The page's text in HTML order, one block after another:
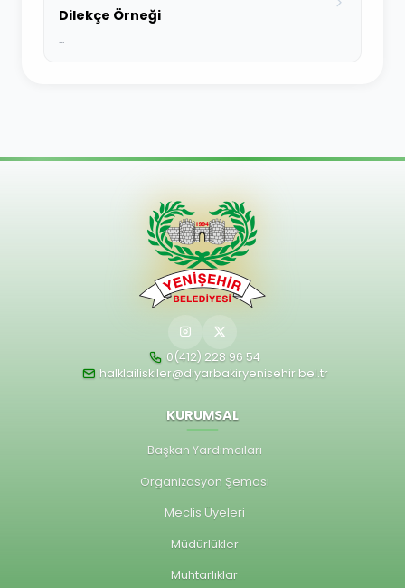
Dilekçe Örneği
...
0(412) 228 96 54
halklailiskiler@diyarbakiryenisehir.bel.tr
KURUMSAL
Başkan Yardımcıları
Organizasyon Şeması
Meclis Üyeleri
Müdürlükler
Muhtarlıklar